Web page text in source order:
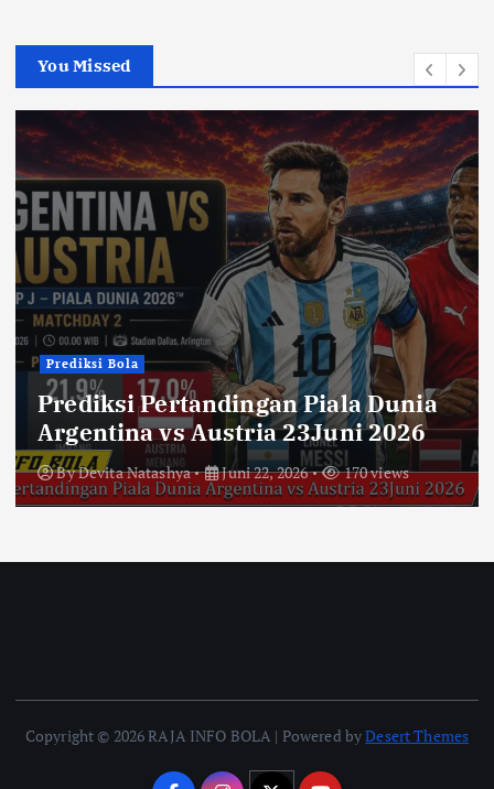
You Missed
Prediksi Bola
Prediksi Pertandingan Piala Dunia
Argentina vs Austria 23Juni 2026
ByDevita Natashya Juni 22, 2026 170 views
Copyright © 2026 RAJA INFO BOLA | Powered byDesert Themes